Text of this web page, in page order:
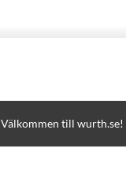
Välkommen till wurth.se!